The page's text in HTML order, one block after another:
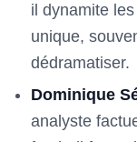
il dynamite
unique,
dédramatiser.
Dominique
analyste